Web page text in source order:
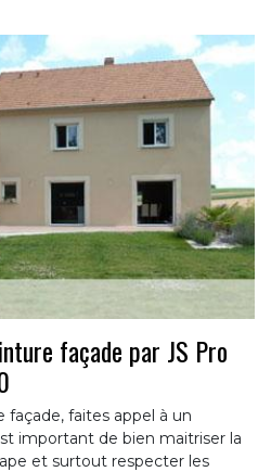
façade par JS Pro
façade, faites appel à un
important de bien maitriser la
et surtout respecter les